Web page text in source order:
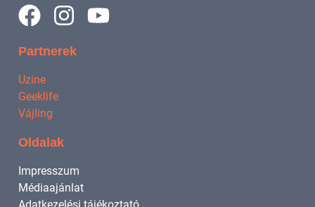
Partnerek
Uzine
Geeklife
Vájling
Oldalak
Impresszum
Médiaajánlat